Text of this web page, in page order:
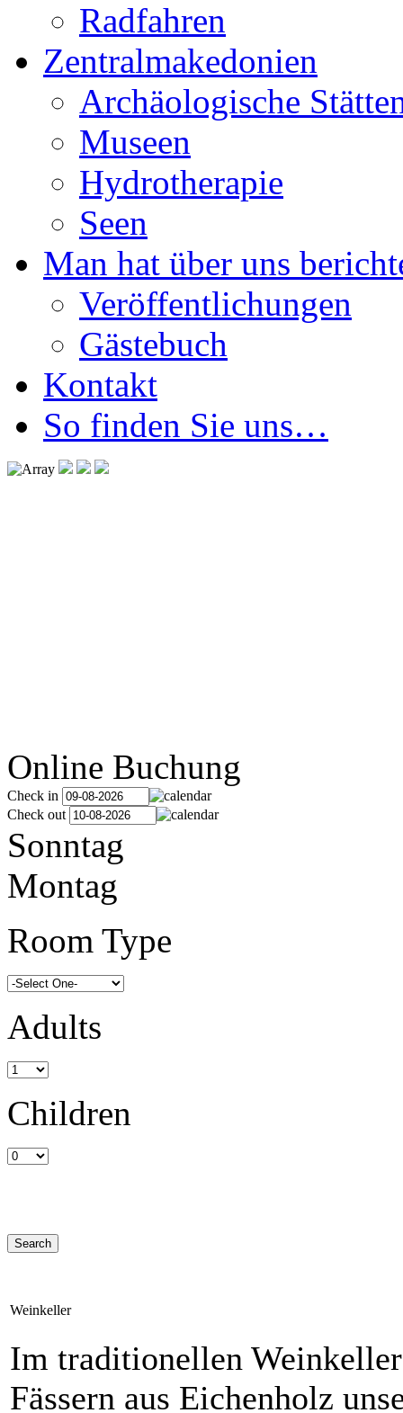
Radfahren
Zentralmakedonien
Archäologische
Museen
Hydrotherapie
Seen
Man hat über uns
Veröffentlichungen
Gästebuch
Kontakt
So finden Sie uns…
Online Buchung
Check in
Check out
Sonntag
Montag
Room Type
Adults
Children
Weinkeller
Im traditionellen
Fässern aus Eichenholz